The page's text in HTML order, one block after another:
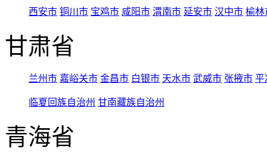
西安市 铜川市 宝鸡市 咸阳市 渭南市 延安市 汉中市 榆林
甘肃省
兰州市 嘉峪关市 金昌市 白银市 天水市 武威市 张掖市 平
临夏回族自治州 甘南藏族自治州
青海省